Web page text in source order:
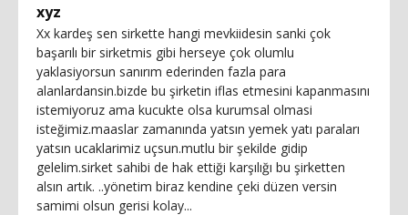
xyz
Xx kardeş sen sirkette hangi mevkiidesin sanki çok
başarılı bir sirketmis gibi herseye çok olumlu
yaklasiyorsun sanırım ederinden fazla para
alanlardansin.bizde bu şirketin iflas etmesini kapanmasını
istemiyoruz ama kucukte olsa kurumsal olmasi
isteğimiz.maaslar zamanında yatsın yemek yatı paraları
yatsın ucaklarimiz uçsun.mutlu bir şekilde gidip
gelelim.sirket sahibi de hak ettiği karşılığı bu şirketten
alsın artık. ..yönetim biraz kendine çeki düzen versin
samimi olsun gerisi kolay...